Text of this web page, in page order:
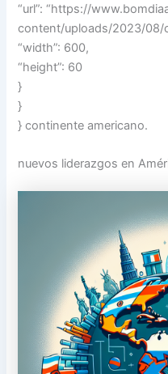
“url”: “https://
content/uploads/2023/08/
“width”: 600,
“height”: 60
}
}
} continente americano.
nuevos liderazgos en